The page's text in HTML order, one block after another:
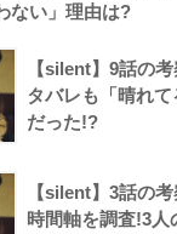
ない」理由は?
【silent】9話の
タバレも「晴れ
だった!?
【silent】3話の
時間軸を調査!3人